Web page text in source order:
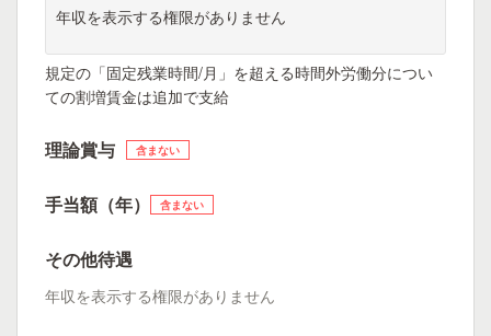
年収を表示する権限がありません
規定の「固定残業時間/月」を超える時間外労働分につい
ての割増賃金は追加で支給
理論賞与 含まない
手当額（年） 含まない
その他待遇
年収を表示する権限がありません